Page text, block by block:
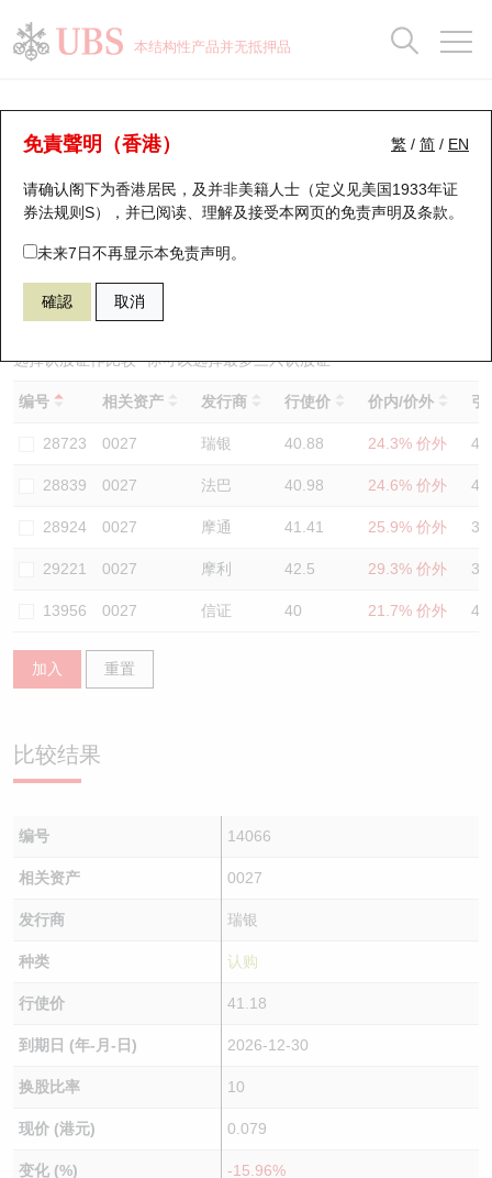
本结构性产品并无抵押品
繁 / 简 / EN
免責聲明（香港）
请确认阁下为香港居民，及并非美籍人士（定义见美国1933年证
券法规则S），并已阅读、理解及接受本网页的免责声明及条款。
未来7日不再显示本免责声明。
確認 取消
认股证分析仪
表现 街货统计 比较
14066 瑞银认购 0027 银河娱乐
选择认股证作比较*你可以选择最多三只认股证
编号 相关资产 发行商 行使价 价内/价外 引
28723 0027 瑞银 40.88 24.3% 价外
28839 0027 法巴 40.98 24.6% 价外
28924 0027 摩通 41.41 25.9% 价外
29221 0027 摩利 42.5 29.3% 价外
13956 0027 信证 40 21.7% 价外
加入 重置
比较结果
编号 14066
相关资产 0027
发行商 瑞银
种类 认购
行使价 41.18
到期日 (年-月-日) 2026-12-30
换股比率 10
现价 (港元) 0.079
变化 (%) -15.96%
瑞银认股证一览
新发行瑞银认股证
即将到期认股证
认股证到期结算价查找
认股证分析仪
认股证速算机
认股证/牛熊证日志
认股证文件及公告
街货统计
比较
牛熊全景快搜
牛熊证搜寻
牛熊证街货分布图
正股牛熊证列表
新发行瑞银牛熊证
已收回牛熊证剩余价值
牛熊证到期结算价查找
牛熊证分析仪
牛熊证文件及公告
牛熊证文件及公告 (瑞信)
街货统计
比较
十大升幅/跌幅
十大认股证成交分布
十天股证占大市成交
资金流
街货统计
三十大平均引伸波幅
正股分析仪
二十大活跃股份
恒指成份股
国指成份股
科指成份股
相关资产沽空
中资ETFs溢价比较
AH 股价对照
ADR
收市竞价变化
持股比重
显示所有持股比重
每月轮证大市专题
轮证专栏
讲座及教育短片
认股证投资者教育
牛熊证投资者教育
认股证牛熊证常问问题